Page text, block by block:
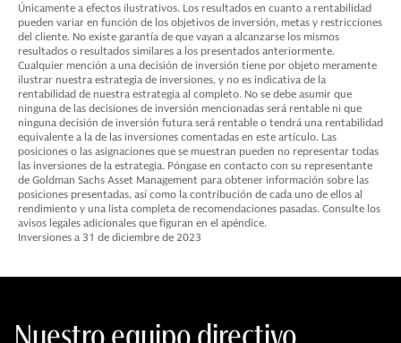
Únicamente a efectos ilustrativos. Los resultados en cuanto a rentabilidad
pueden variar en función de los objetivos de inversión, metas y restricciones
del cliente. No existe garantía de que vayan a alcanzarse los mismos
resultados o resultados similares a los presentados anteriormente.
Cualquier mención a una decisión de inversión tiene por objeto meramente
ilustrar nuestra estrategia de inversiones, y no es indicativa de la
rentabilidad de nuestra estrategia al completo. No se debe asumir que
ninguna de las decisiones de inversión mencionadas será rentable ni que
ninguna decisión de inversión futura será rentable o tendrá una rentabilidad
equivalente a la de las inversiones comentadas en este artículo. Las
posiciones o las asignaciones que se muestran pueden no representar todas
las inversiones de la estrategia. Póngase en contacto con su representante
de Goldman Sachs Asset Management para obtener información sobre las
posiciones presentadas, así como la contribución de cada uno de ellos al
rendimiento y una lista completa de recomendaciones pasadas. Consulte los
avisos legales adicionales que figuran en el apéndice.
Inversiones a 31 de diciembre de 2023